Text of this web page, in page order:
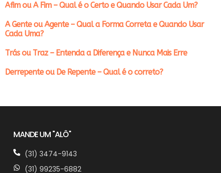
Afim ou A Fim – Qual é o Certo e Quando Usar Cada Um?
A Gente ou Agente – Qual a Forma Correta e Quando Usar
Cada Uma?
Trás ou Traz – Entenda a Diferença e Nunca Mais Erre
Derrepente ou De Repente – Qual é o correto?
MANDE UM "ALÔ"
(31) 3474-9143
(31) 99235-6882